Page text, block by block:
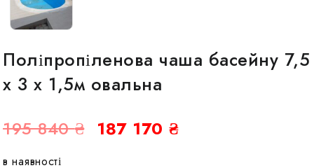
Поліпропіленова чаша басейну 7,5
х 3 х 1,5м овальна
195 840₴ 187 170 ₴
в наявності